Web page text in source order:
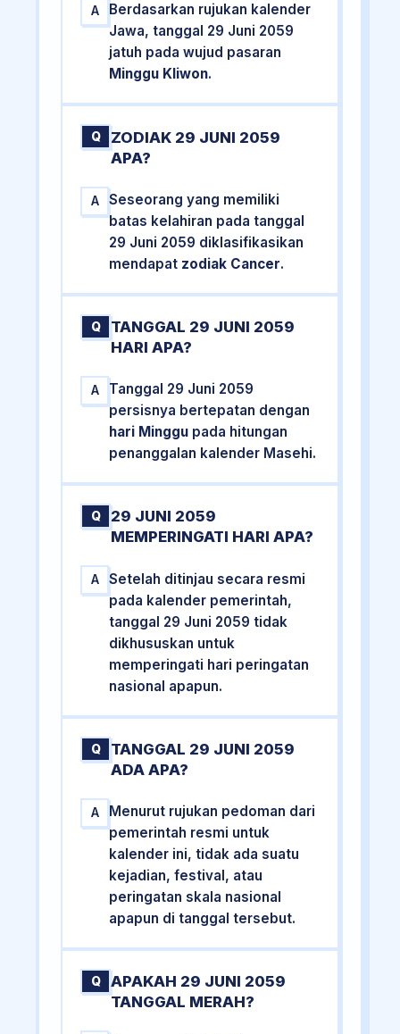
A
Berdasarkan rujukan kalender
Jawa, tanggal 29 Juni 2059
jatuh pada wujud pasaran
Minggu Kliwon.
Q
ZODIAK 29 JUNI 2059
APA?
A
Seseorang yang memiliki
batas kelahiran pada tanggal
29 Juni 2059 diklasifikasikan
mendapat zodiak Cancer.
Q
TANGGAL 29 JUNI 2059
HARI APA?
A
Tanggal 29 Juni 2059
persisnya bertepatan dengan
hari Minggu pada hitungan
penanggalan kalender Masehi.
Q
29 JUNI 2059
MEMPERINGATI HARI APA?
A
Setelah ditinjau secara resmi
pada kalender pemerintah,
tanggal 29 Juni 2059 tidak
dikhususkan untuk
memperingati hari peringatan
nasional apapun.
Q
TANGGAL 29 JUNI 2059
ADA APA?
A
Menurut rujukan pedoman dari
pemerintah resmi untuk
kalender ini, tidak ada suatu
kejadian, festival, atau
peringatan skala nasional
apapun di tanggal tersebut.
Q
APAKAH 29 JUNI 2059
TANGGAL MERAH?